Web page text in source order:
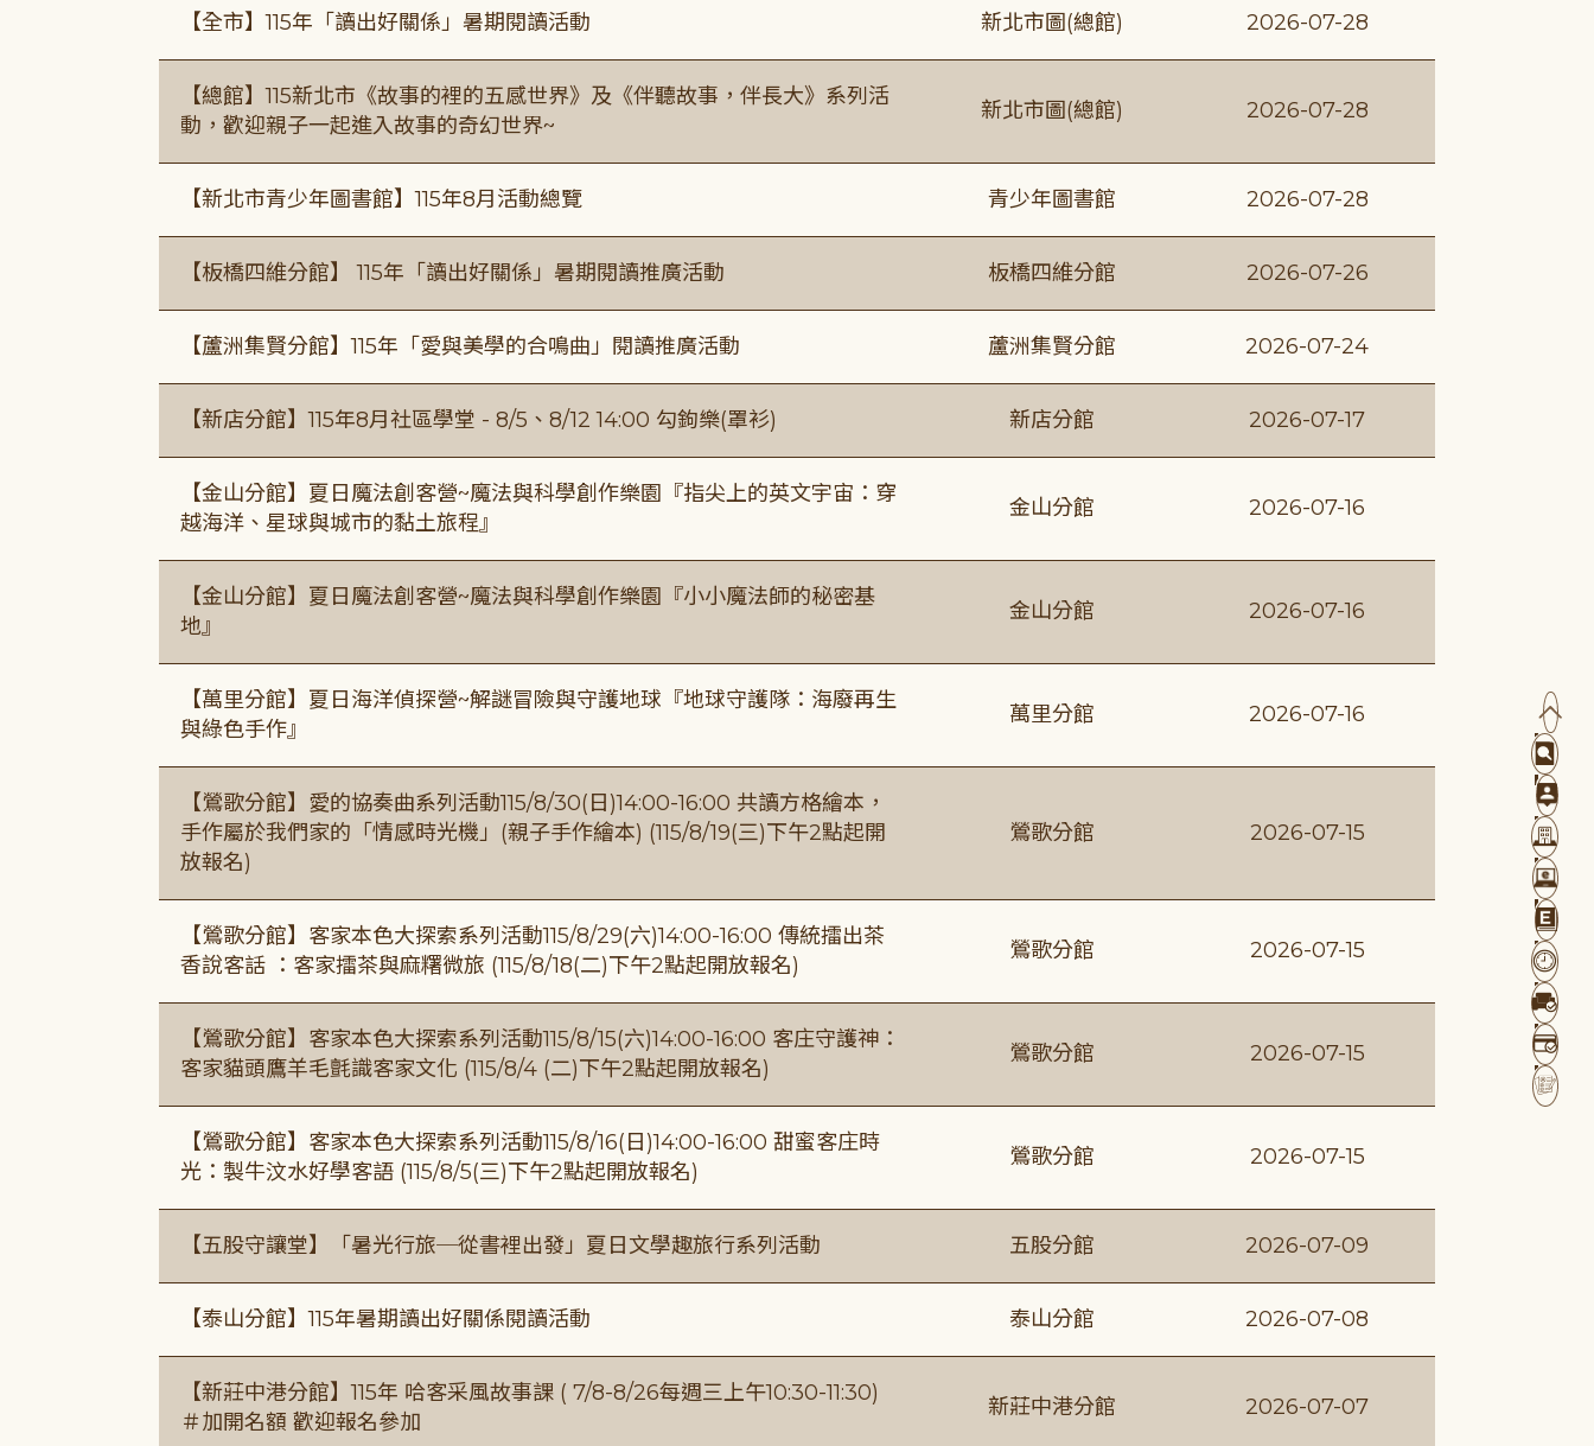
【全市】115年「讀出好關係」暑期閱讀活動 新北市圖(總館) 2026-07-28
【總館】115新北市《故事的裡的五感世界》及《伴聽故事，伴長大》系列活
動，歡迎親子一起進入故事的奇幻世界~
新北市圖(總館) 2026-07-28
【新北市青少年圖書館】115年8月活動總覽 青少年圖書館 2026-07-28
【板橋四維分館】 115年「讀出好關係」暑期閱讀推廣活動 板橋四維分館 2026-07-26
【蘆洲集賢分館】115年「愛與美學的合鳴曲」閱讀推廣活動 蘆洲集賢分館 2026-07-24
【新店分館】115年8月社區學堂 - 8/5、8/12 14:00 勾鉤樂(罩衫) 新店分館 2026-07-17
【金山分館】夏日魔法創客營~魔法與科學創作樂園『指尖上的英文宇宙：穿
越海洋、星球與城市的黏土旅程』
金山分館 2026-07-16
【金山分館】夏日魔法創客營~魔法與科學創作樂園『小小魔法師的秘密基
地』
金山分館 2026-07-16
【萬里分館】夏日海洋偵探營~解謎冒險與守護地球『地球守護隊：海廢再生
與綠色手作』
萬里分館 2026-07-16
【鶯歌分館】愛的協奏曲系列活動115/8/30(日)14:00-16:00 共讀方格繪本，
手作屬於我們家的「情感時光機」(親子手作繪本) (115/8/19(三)下午2點起開
放報名)
鶯歌分館 2026-07-15
【鶯歌分館】客家本色大探索系列活動115/8/29(六)14:00-16:00 傳統擂出茶
香說客話 ：客家擂茶與麻糬微旅 (115/8/18(二)下午2點起開放報名)
鶯歌分館 2026-07-15
【鶯歌分館】客家本色大探索系列活動115/8/15(六)14:00-16:00 客庄守護神：
客家貓頭鷹羊毛氈識客家文化 (115/8/4 (二)下午2點起開放報名)
鶯歌分館 2026-07-15
【鶯歌分館】客家本色大探索系列活動115/8/16(日)14:00-16:00 甜蜜客庄時
光：製牛汶水好學客語 (115/8/5(三)下午2點起開放報名)
鶯歌分館 2026-07-15
【五股守讓堂】「暑光行旅─從書裡出發」夏日文學趣旅行系列活動 五股分館 2026-07-09
【泰山分館】115年暑期讀出好關係閱讀活動 泰山分館 2026-07-08
【新莊中港分館】115年 哈客采風故事課 ( 7/8-8/26每週三上午10:30-11:30)
＃加開名額 歡迎報名參加
新莊中港分館 2026-07-07